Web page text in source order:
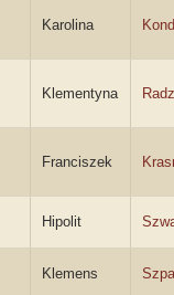
Karolina
Klementyna
Franciszek
Hipolit
Klemens